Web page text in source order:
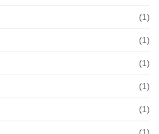
(1)
(1)
(1)
(1)
(1)
(1)